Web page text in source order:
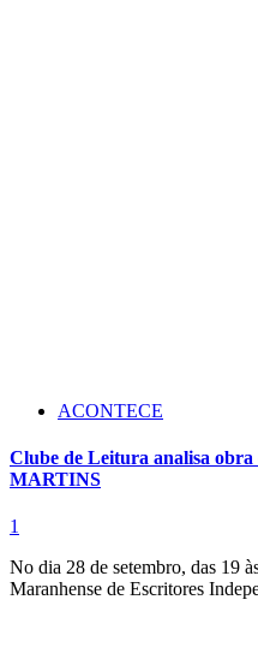
ACONTECE
Clube de Leitura analisa
MARTINS
1
No dia 28 de setembro, das 19
Maranhense de Escritores